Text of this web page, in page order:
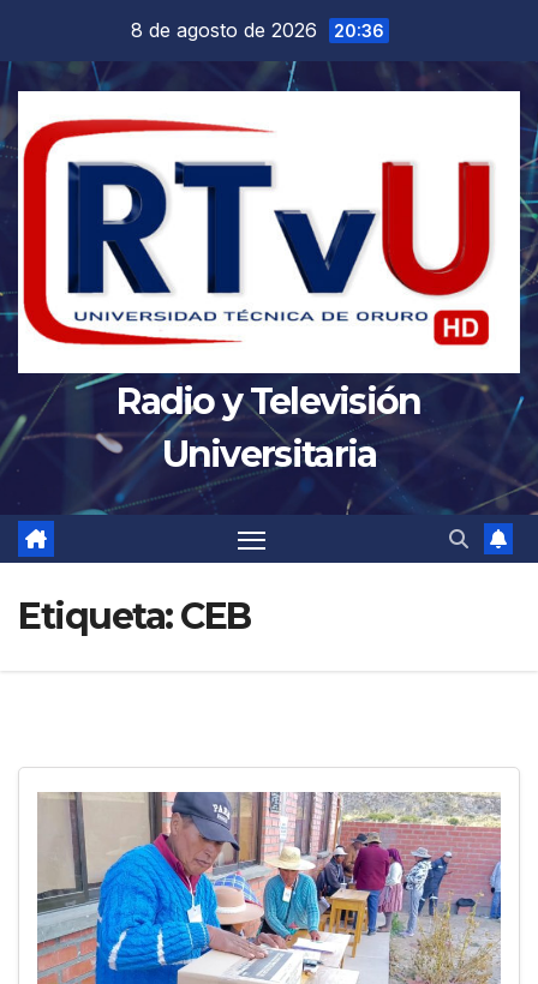
contenido
8 de agosto de 2026 20:36
Radio y Televisión
Universitaria
Etiqueta:CEB